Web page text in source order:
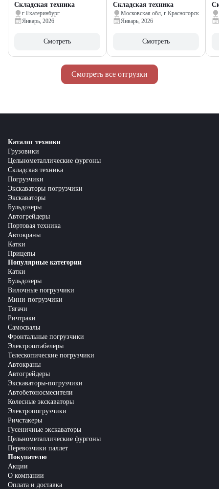
Смотреть все отгрузки
Складская техника
г Екатеринбург
Январь, 2026
Смотреть
Складская техника
Московская обл, г Красногорск
Январь, 2026
Смотреть
Каталог техники
Грузовики
Цельнометаллические фургоны
Складская техника
Погрузчики
Экскаваторы-погрузчики
Экскаваторы
Бульдозеры
Автогрейдеры
Портовая техника
Автокраны
Катки
Прицепы
Популярные категории
Катки
Бульдозеры
Вилочные погрузчики
Мини-погрузчики
Тягачи
Ричтраки
Самосвалы
Фронтальные погрузчики
Электроштабелеры
Телескопические погрузчики
Автокраны
Автогрейдеры
Экскаваторы-погрузчики
Автобетоносмесители
Колесные экскаваторы
Электропогрузчики
Ричстакеры
Гусеничные экскаваторы
Цельнометаллические фургоны
Перевозчики паллет
Покупателю
Акции
О компании
Оплата и доставка